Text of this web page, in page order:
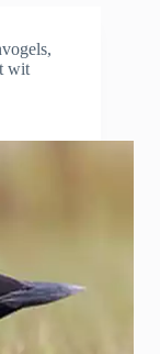
,
wit